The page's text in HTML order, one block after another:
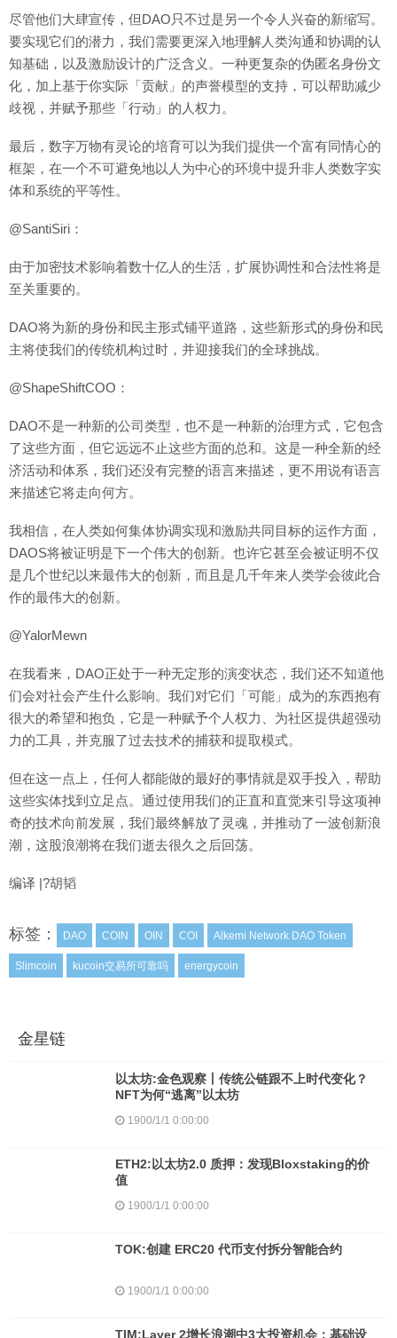
尽管他们大肆宣传，但DAO只不过是另一个令人兴奋的新缩写。
要实现它们的潜力，我们需要更深入地理解人类沟通和协调的认
知基础，以及激励设计的广泛含义。一种更复杂的伪匿名身份文
化，加上基于你实际「贡献」的声誉模型的支持，可以帮助减少
歧视，并赋予那些「行动」的人权力。
最后，数字万物有灵论的培育可以为我们提供一个富有同情心的
框架，在一个不可避免地以人为中心的环境中提升非人类数字实
体和系统的平等性。
@SantiSiri：
由于加密技术影响着数十亿人的生活，扩展协调性和合法性将是
至关重要的。
DAO将为新的身份和民主形式铺平道路，这些新形式的身份和民
主将使我们的传统机构过时，并迎接我们的全球挑战。
@ShapeShiftCOO：
DAO不是一种新的公司类型，也不是一种新的治理方式，它包含
了这些方面，但它远远不止这些方面的总和。这是一种全新的经
济活动和体系，我们还没有完整的语言来描述，更不用说有语言
来描述它将走向何方。
我相信，在人类如何集体协调实现和激励共同目标的运作方面，
DAOS将被证明是下一个伟大的创新。也许它甚至会被证明不仅
是几个世纪以来最伟大的创新，而且是几千年来人类学会彼此合
作的最伟大的创新。
@YalorMewn
在我看来，DAO正处于一种无定形的演变状态，我们还不知道他
们会对社会产生什么影响。我们对它们「可能」成为的东西抱有
很大的希望和抱负，它是一种赋予个人权力、为社区提供超强动
力的工具，并克服了过去技术的捕获和提取模式。
但在这一点上，任何人都能做的最好的事情就是双手投入，帮助
这些实体找到立足点。通过使用我们的正直和直觉来引导这项神
奇的技术向前发展，我们最终解放了灵魂，并推动了一波创新浪
潮，这股浪潮将在我们逝去很久之后回荡。
编译 |?胡韬
标签： DAO COIN OIN COI Alkemi Network DAO Token
Slimcoin kucoin交易所可靠吗 energycoin
金星链
以太坊:金色观察丨传统公链跟不上时代变化？
NFT为何“逃离”以太坊
1900/1/1 0:00:00
ETH2:以太坊2.0 质押：发现Bloxstaking的价
值
1900/1/1 0:00:00
TOK:创建 ERC20 代币支付拆分智能合约
1900/1/1 0:00:00
TIM:Layer 2增长浪潮中3大投资机会：基础设